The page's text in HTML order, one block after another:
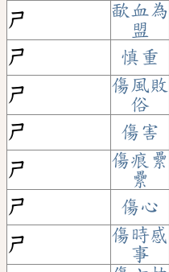
ㄕ
歃血為
盟
ㄕ
慎重
ㄕ
傷風敗
俗
ㄕ
傷害
ㄕ
傷痕纍
纍
ㄕ
傷心
ㄕ
傷時感
事